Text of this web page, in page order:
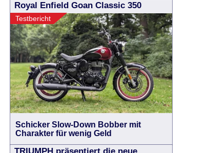
Royal Enfield Goan Classic 350
Testbericht
Schicker Slow-Down Bobber mit
Charakter für wenig Geld